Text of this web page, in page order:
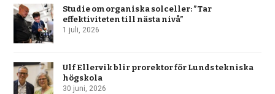
Studie om organiska solceller: ”Tar
effektiviteten till nästa nivå”
1 juli, 2026
Ulf Ellervik blir prorektor för Lunds tekniska
högskola
30 juni, 2026